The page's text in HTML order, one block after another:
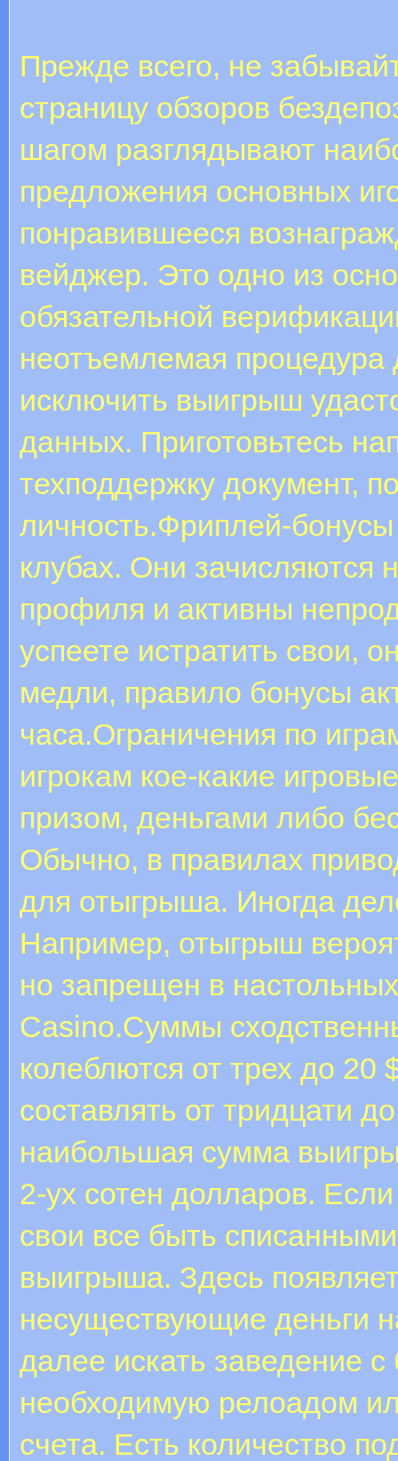
Прежде всего, не
страницу обзоров
шагом разглядывают
предложения основных
понравившееся
вейджер. Это одно из
обязательной
неотъемлемая процедура
исключить выигрыш
данных. Приготовьтесь
техподдержку документ,
личность.Фриплей-
клубах. Они зачисляются
профиля и активны
успеете истратить свои,
медли, правило бонусы
часа.Ограничения по
игрокам кое-какие
призом, деньгами либо
Обычно, в правилах
для отыгрыша. Иногда
Например, отыгрыш
но запрещен в
Casino.Суммы
колеблются от трех до
составлять от тридцати
наибольшая сумма
2-ух сотен долларов.
свои все быть
выигрыша. Здесь
несуществующие деньги
далее искать заведение
необходимую релоадом
счета. Есть количество